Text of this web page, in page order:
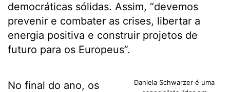
democráticas sólidas. Assim, “devemos
prevenir e combater as crises, libertar a
energia positiva e construir projetos de
futuro para os Europeus”.
Daniela Schwarzer é uma
No final do ano, os